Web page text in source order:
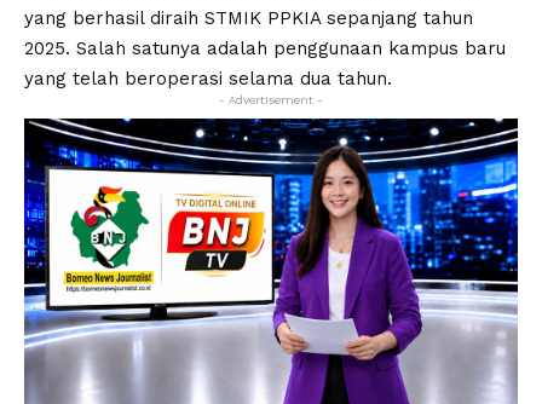
yang berhasil diraih STMIK PPKIA sepanjang tahun
2025. Salah satunya adalah penggunaan kampus baru
yang telah beroperasi selama dua tahun.
- Advertisement -